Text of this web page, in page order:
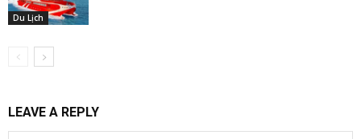
Du Lịch
LEAVE A REPLY